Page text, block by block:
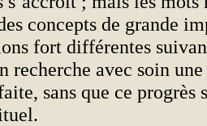
concepts de grande
fort différentes
recherche avec soin
sans que ce progrès